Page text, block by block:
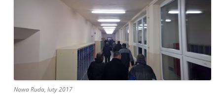
Nowa Ruda, luty 2017